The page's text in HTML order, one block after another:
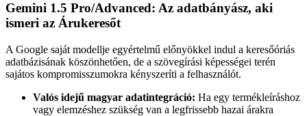
Gemini 1.5 Pro/Advanced: Az adatbányász, aki
ismeri az Árukeresőt
A Google saját modellje egyértelmű előnyökkel indul a keresőóriás
adatbázisának köszönhetően, de a szövegírási képességei terén
sajátos kompromisszumokra kényszeríti a felhasználót.
Valós idejű magyar adatintegráció: Ha egy termékleíráshoz
vagy elemzéshez szükség van a legfrissebb hazai árakra